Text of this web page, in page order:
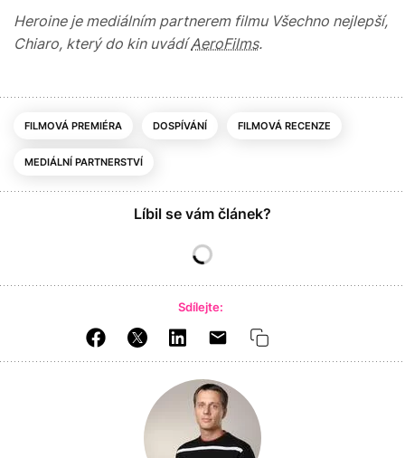
Heroine je mediálním partnerem filmu Všechno nejlepší,
Chiaro, který do kin uvádíAeroFilms.
FILMOVÁ PREMIÉRA DOSPÍVÁNÍ FILMOVÁ RECENZE
MEDIÁLNÍ PARTNERSTVÍ
Líbil se vám článek?
Sdílejte: